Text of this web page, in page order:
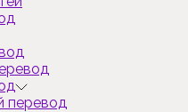
перевод